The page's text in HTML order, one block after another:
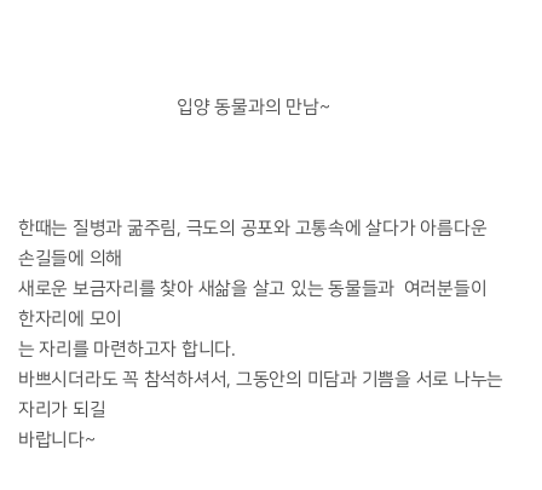
입양 동물과의 만남~
한때는 질병과 굶주림, 극도의 공포와 고통속에 살다가 아름다운
손길들에 의해
새로운 보금자리를 찾아 새삶을 살고 있는 동물들과 여러분들이
한자리에 모이
는 자리를 마련하고자 합니다.
바쁘시더라도 꼭 참석하셔서, 그동안의 미담과 기쁨을 서로 나누는
자리가 되길
바랍니다~